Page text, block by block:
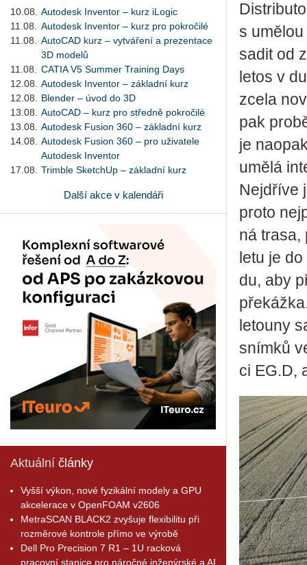
10.08.
Autodesk Inventor – kurz iLogic
11.08.
Autodesk Inventor – kurz pro pokročilé
11.08.
AutoCAD kurz – vytváření a prezentace
3D modelů
11.08.
CATIA V5 Summer Training Days
12.08.
Autodesk Inventor – základní kurz
12.08.
Blender – úvod do 3D
13.08.
AutoCAD – kurz pro středně pokročilé
13.08.
Autodesk Fusion 360 – základní kurz
14.08.
Autodesk Fusion 360 – pro uživatele
Autodesk Inventor
17.08.
Trimble SketchUp – základní kurz
Další akce v kalendáři
Aktuální články
Vyšší výkon, nové fyzikální modely a GPU
akcelerace v OpenFOAM v2606
MetraSCAN BLACK2 zvyšuje flexibilitu při
rozměrové kontrole přímo ve výrobě
Dell Pro Precision 7 R1 – 1U racková
pracovní stanice pro náročné inženýrské a AI
s
sa­dit od
letos v
zcela
pak
je
umělá
Nejdří­ve
proto
ná trasa,
letu je
du, aby
le­tou­ny
sním­ků
ci EG.D,